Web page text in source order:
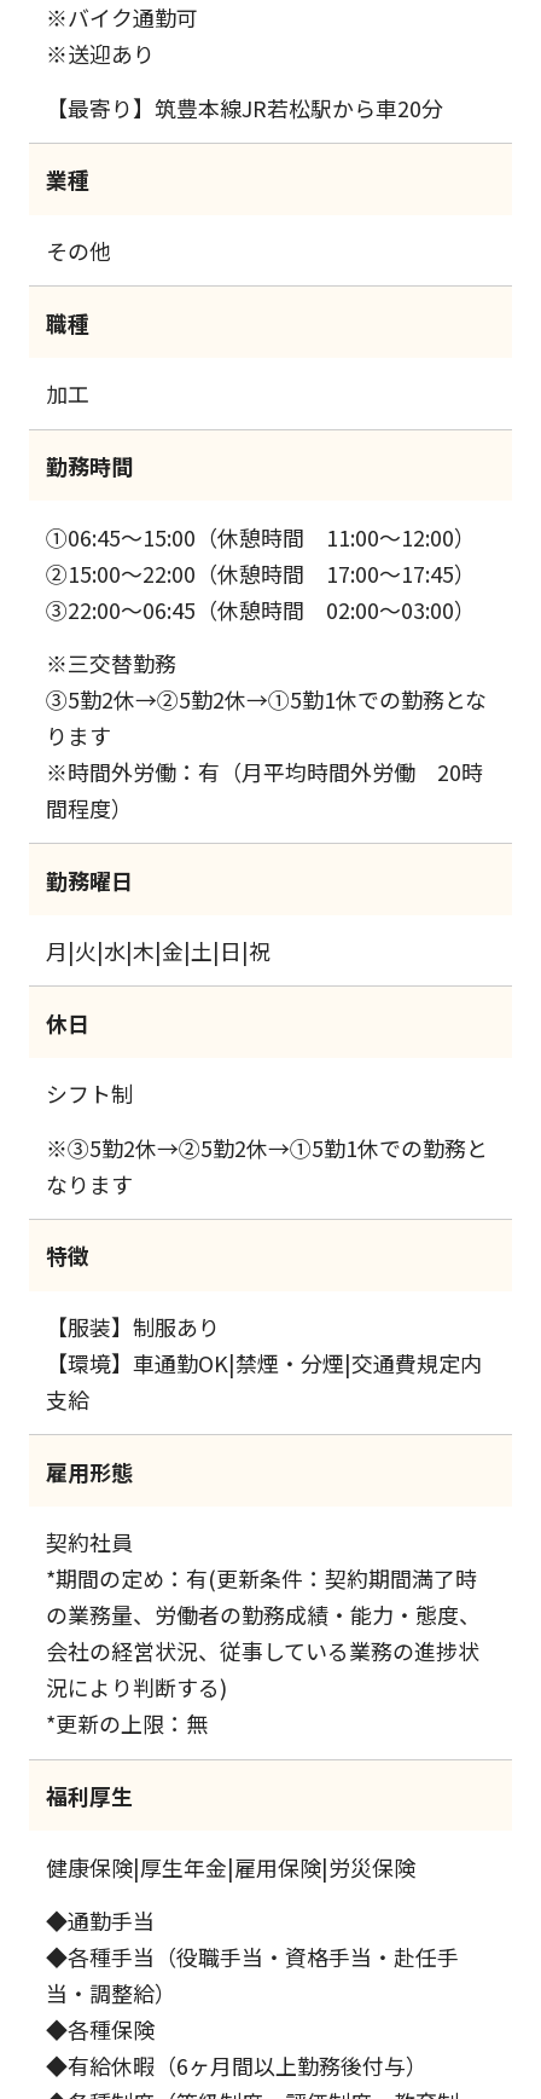
※バイク通勤可
※送迎あり
【最寄り】筑豊本線JR若松駅から車20分
業種
その他
職種
加工
勤務時間
①06:45～15:00（休憩時間 11:00～12:00）
②15:00～22:00（休憩時間 17:00～17:45）
③22:00～06:45（休憩時間 02:00～03:00）
※三交替勤務
③5勤2休→②5勤2休→①5勤1休での勤務とな
ります
※時間外労働：有（月平均時間外労働 20時
間程度）
勤務曜日
月|火|水|木|金|土|日|祝
休日
シフト制
※③5勤2休→②5勤2休→①5勤1休での勤務と
なります
特徴
【服装】制服あり
【環境】車通勤OK|禁煙・分煙|交通費規定内
支給
雇用形態
契約社員
*期間の定め：有(更新条件：契約期間満了時
の業務量、労働者の勤務成績・能力・態度、
会社の経営状況、従事している業務の進捗状
況により判断する)
*更新の上限：無
福利厚生
健康保険|厚生年金|雇用保険|労災保険
◆通勤手当
◆各種手当（役職手当・資格手当・赴任手
当・調整給）
◆各種保険
◆有給休暇（6ヶ月間以上勤務後付与）